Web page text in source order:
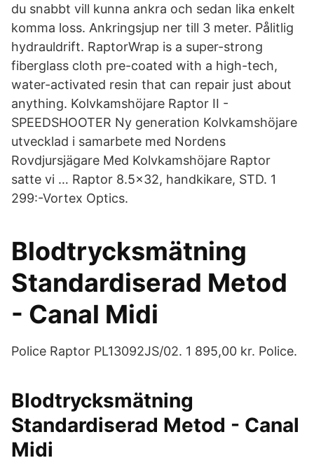
du snabbt vill kunna ankra och sedan lika enkelt
komma loss. Ankringsjup ner till 3 meter. Pålitlig
hydrauldrift. RaptorWrap is a super-strong
fiberglass cloth pre-coated with a high-tech,
water-activated resin that can repair just about
anything. Kolvkamshöjare Raptor II -
SPEEDSHOOTER Ny generation Kolvkamshöjare
utvecklad i samarbete med Nordens
Rovdjursjägare Med Kolvkamshöjare Raptor
satte vi … Raptor 8.5x32, handkikare, STD. 1
299:-Vortex Optics.
Blodtrycksmätning
Standardiserad Metod
- Canal Midi
Police Raptor PL13092JS/02. 1 895,00 kr. Police.
Blodtrycksmätning
Standardiserad Metod - Canal
Midi